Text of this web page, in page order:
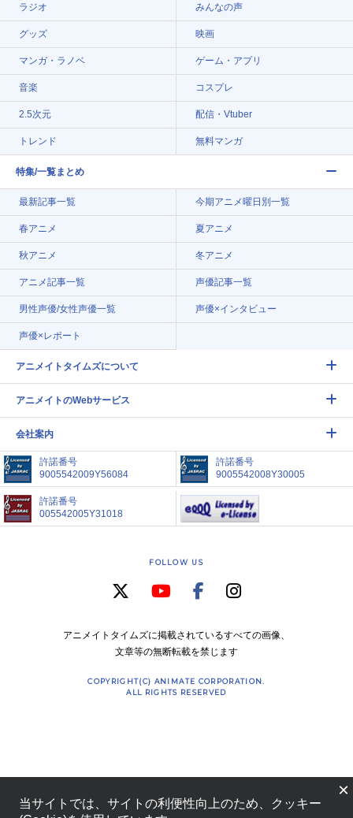
ラジオ みんなの声
グッズ 映画
マンガ・ラノベ ゲーム・アプリ
音楽 コスプレ
2.5次元 配信・Vtuber
トレンド 無料マンガ
特集/一覧まとめ
最新記事一覧 今期アニメ曜日別一覧
春アニメ 夏アニメ
秋アニメ 冬アニメ
アニメ記事一覧 声優記事一覧
男性声優/女性声優一覧 声優×インタビュー
声優×レポート
アニメイトタイムズについて
アニメイトのWebサービス
会社案内
許諾番号
9005542009Y56084
許諾番号
9005542008Y30005
許諾番号
005542005Y31018
FOLLOW US
アニメイトタイムズに掲載されているすべての画像、
文章等の無断転載を禁じます
COPYRIGHT(C) ANIMATE CORPORATION.
ALL RIGHTS RESERVED
×
当サイトでは、サイトの利便性向上のため、クッキー